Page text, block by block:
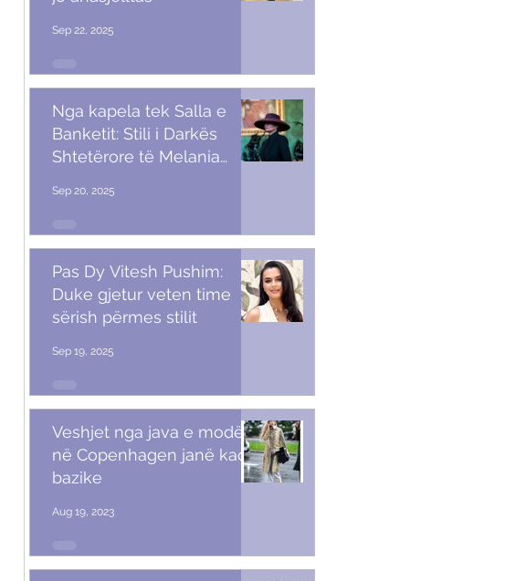
Sep 22, 2025
Nga kapela tek Salla e
Banketit: Stili i Darkës
Shtetërore të Melania
Sep 20, 2025
Pas Dy Vitesh Pushim:
Duke gjetur veten time
sërish përmes stilit
Sep 19, 2025
Veshjet nga java e modës
në Copenhagen janë kaq
bazike
Aug 19, 2023